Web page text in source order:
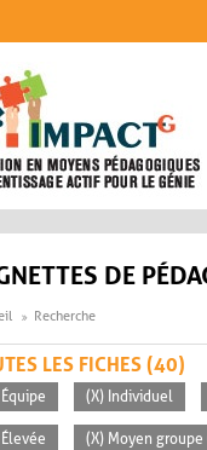
DE
Recherche
LES FICHES (40)
(X) Individuel
(X) Moyen